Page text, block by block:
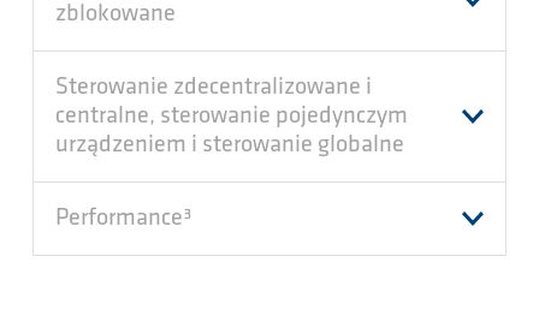
zblokowane
Sterowanie zdecentralizowane i
centralne, sterowanie pojedynczym
urządzeniem i sterowanie globalne
Performance³